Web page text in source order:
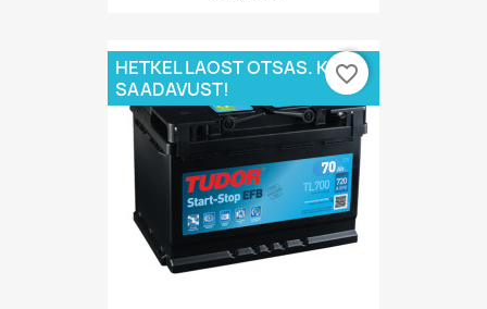
HETKEL LAOST OTSAS. KÜSI
SAADAVUST!
favorite_border